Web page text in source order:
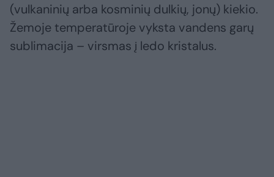
(vulkaninių arba kosminių dulkių, jonų) kiekio.
Žemoje temperatūroje vyksta vandens garų
sublimacija – virsmas į ledo kristalus.